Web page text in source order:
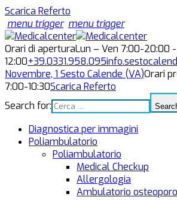
Scarica Referto
menu trigger menu trigger
Orari di aperturaLun – Ven 7:00-20:00
12:00+39.0331.958.095
Novembre, 1 Sesto Calende (VA)Orari
7:00-10:30Scarica Referto
Search for:
Diagnostica per immagini
Poliambulatorio
Poliambulatorio
Medical Checkup
Allergologia
Ambulatorio